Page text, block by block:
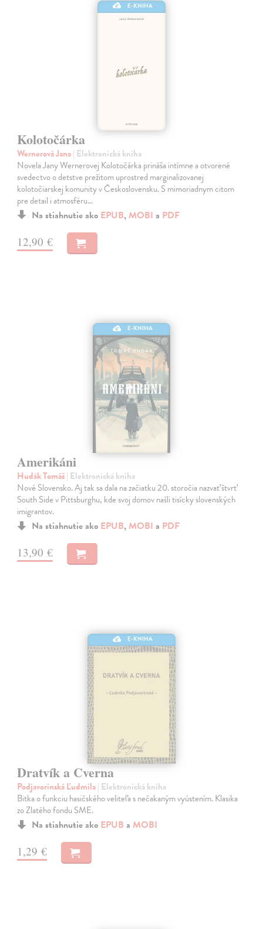
E-KNIHA
Kolotočárka
Wernerová Jana| Elektronická kniha
Novela Jany Wernerovej Kolotočárka prináša intímne a otvorené
svedectvo o detstve prežitom uprostred marginalizovanej
kolotočiarskej komunity v Československu. S mimoriadnym citom
pre detail i atmosféru…
Na stiahnutie ako EPUB, MOBI a PDF
12,90 €
E-KNIHA
Amerikáni
Hudák Tomáš| Elektronická kniha
Nové Slovensko. Aj tak sa dala na začiatku 20. storočia nazvať štvrť
South Side v Pittsburghu, kde svoj domov našli tisícky slovenských
imigrantov.
Na stiahnutie ako EPUB, MOBI a PDF
13,90 €
E-KNIHA
Dratvík a Cverna
Podjavorinská Ľudmila| Elektronická kniha
Bitka o funkciu hasičského veliteľa s nečakaným vyústením. Klasika
zo Zlatého fondu SME.
Na stiahnutie ako EPUB a MOBI
1,29 €